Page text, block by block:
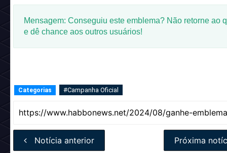
Mensagem: Conseguiu este emblema? Não retorne ao
e dê chance aos outros usuários!
Categorias #Campanha Oficial
Notícia anterior Próxima